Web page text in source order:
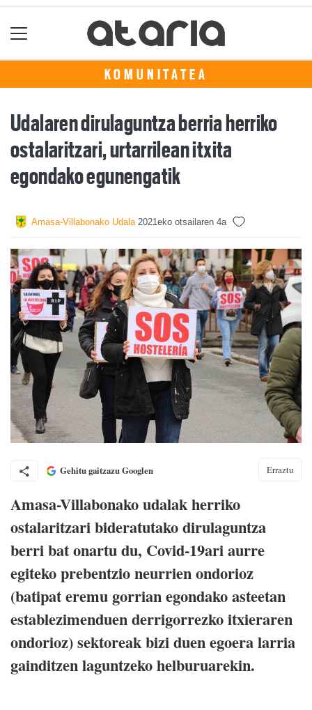
KOMUNITATEA
Udalaren dirulaguntza berria herriko
ostalaritzari, urtarrilean itxita
egondako egunengatik
Amasa-Villabonako Udala 2021eko otsailaren 4a
Gehitu gaitzazu Googlen Erraztu
Amasa-Villabonako udalak herriko
ostalaritzari bideratutako dirulaguntza
berri bat onartu du, Covid-19ari aurre
egiteko prebentzio neurrien ondorioz
(batipat eremu gorrian egondako asteetan
establezimenduen derrigorrezko itxieraren
ondorioz) sektoreak bizi duen egoera larria
gainditzen laguntzeko helburuarekin.